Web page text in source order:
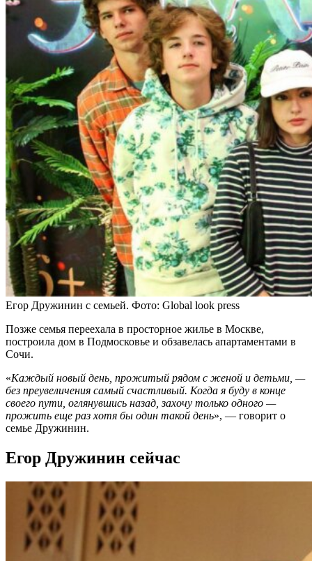
Егор Дружинин с семьей. Фото: Global look press
Позже семья переехала в просторное жилье в Москве,
построила дом в Подмосковье и обзавелась апартаментами в
Сочи.
«Каждый новый день, прожитый рядом с женой и детьми, —
без преувеличения самый счастливый. Когда я буду в конце
своего пути, оглянувшись назад, захочу только одного —
прожить еще раз хотя бы один такой день», — говорит о
семье Дружинин.
Егор Дружинин сейчас